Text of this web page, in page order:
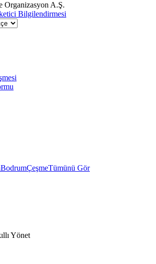
Organizasyon A.Ş.
Bilgilendirmesi
BodrumÇeşmeTümünü Gör
Yönet